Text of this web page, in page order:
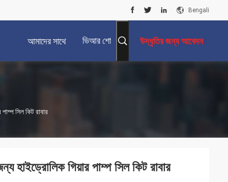
Bengali
আমাদের সাথে ভিআর শো উদ্ধৃতির জন্য আবেদন
সিল কিট রাবার
গিয়ার পাম্প সিল কিট রাবার